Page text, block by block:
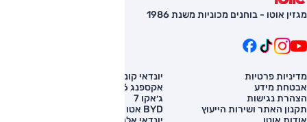
מגזין אוטו - בוחנים מכוניות משנת 1986
מדיניות פרטיות
אבטחת מידע
הצהרת נגישות
תקנון האתר ושירות הייעוץ
יונדאי קונה
אקספנג G6
ג׳אקו 7
BYD אטו 3